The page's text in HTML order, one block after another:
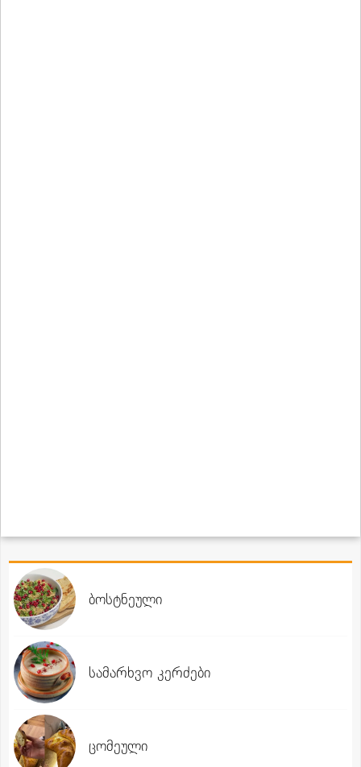
ბოსტნეული
სამარხვო კერძები
ცომეული